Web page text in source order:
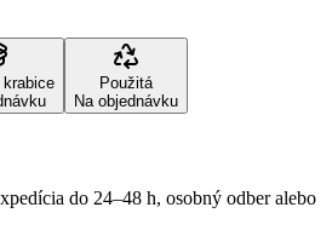
krabice
Použitá
Na objednávku
do 24–48 h, osobný odber alebo